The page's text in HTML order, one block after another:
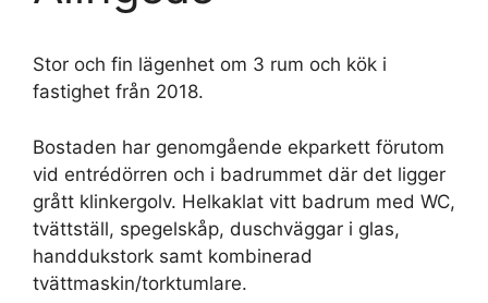
Stor och fin lägenhet om 3 rum och kök i
fastighet från 2018.
Bostaden har genomgående ekparkett förutom
vid entrédörren och i badrummet där det ligger
grått klinkergolv. Helkaklat vitt badrum med WC,
tvättställ, spegelskåp, duschväggar i glas,
handdukstork samt kombinerad
tvättmaskin/torktumlare.